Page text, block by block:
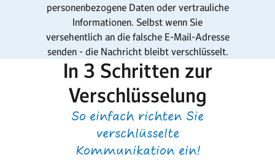
personenbezogene Daten oder vertrauliche
Informationen. Selbst wenn Sie
versehentlich an die falsche E-Mail-Adresse
senden - die Nachricht bleibt verschlüsselt.
In 3 Schritten zur
Verschlüsselung
So einfach richten Sie
verschlüsselte
Kommunikation ein!